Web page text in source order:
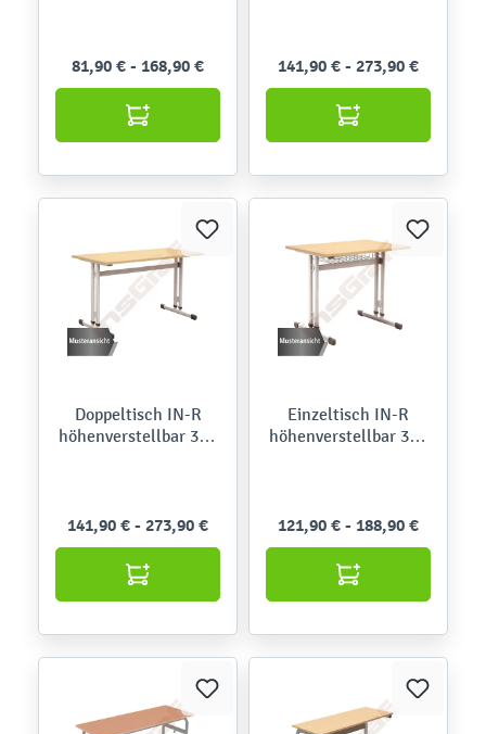
81,90 € - 168,90 € 141,90 € - 273,90 €
Doppeltisch IN-R
höhenverstellbar 3-7,
141,90 € - 273,90 €
Einzeltisch IN-R
höhenverstellbar 3-7,
121,90 € - 188,90 €